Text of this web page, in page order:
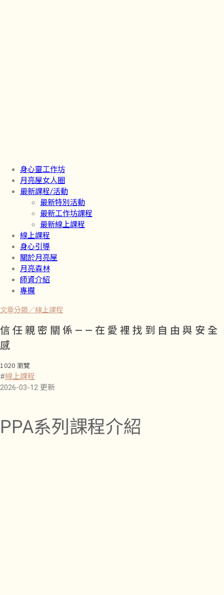
身心靈工作坊
月亮屋女人圈
最新課程/活動
最新特別活動
最新工作坊課程
最新線上課程
線上課程
身心引導
關於月亮屋
月亮森林
師資介紹
專欄
文章分類／線上課程
信任親密關係——在愛裡找到自由與安全
感
1020 瀏覽
#線上課程
2026-03-12 更新
PPA系列課程介紹